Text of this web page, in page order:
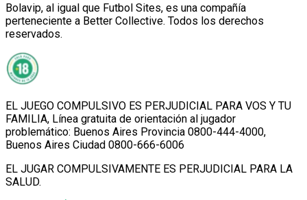
Bolavip, al igual que Futbol Sites, es una compañía
perteneciente a Better Collective. Todos los derechos
reservados.
EL JUEGO COMPULSIVO ES PERJUDICIAL PARA VOS Y TU
FAMILIA, Línea gratuita de orientación al jugador
problemático: Buenos Aires Provincia 0800-444-4000,
Buenos Aires Ciudad 0800-666-6006
EL JUGAR COMPULSIVAMENTE ES PERJUDICIAL PARA LA
SALUD.